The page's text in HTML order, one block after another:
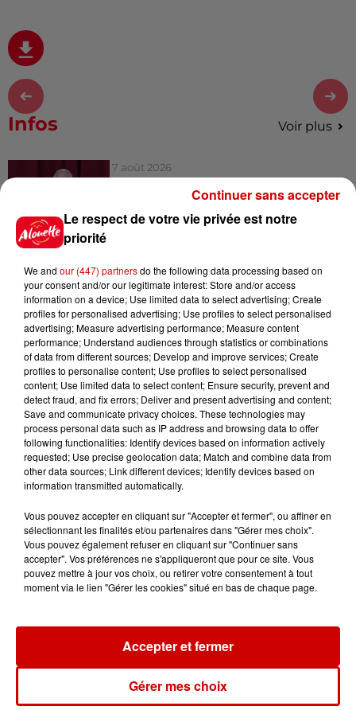
Infos Voir plus
7 août 2026
est son programme ?
7 août 2026
Limoges : un bébé d'un mois
blessé dans un incendie, un
appartement...
7 août 2026
Éclipse solaire : découvrez les
meilleurs spots d'observation
du...
7 août 2026
condamné, repreneurs pour
Duralex et la...
Jeux Voir plus
Le Duel - Gagnez vos entrées
pour l'un des zoos de nos
régions !
Le respect de votre vie privée est notre
priorité
We and our (447) partnersdo the following data processing based on
your consent and/or our legitimate interest: Store and/or access
information on a device; Use limited data to select advertising; Create
profiles for personalised advertising; Use profiles to select personalised
advertising; Measure advertising performance; Measure content
performance; Understand audiences through statistics or combinations
of data from different sources; Develop and improve services; Create
profiles to personalise content; Use profiles to select personalised
content; Use limited data to select content; Ensure security, prevent and
detect fraud, and fix errors; Deliver and present advertising and content;
Save and communicate privacy choices. These technologies may
process personal data such as IP address and browsing data to offer
following functionalities: Identify devices based on information actively
requested; Use precise geolocation data; Match and combine data from
other data sources; Link different devices; Identify devices based on
information transmitted automatically.
Vous pouvez accepter en cliquant sur "Accepter et fermer", ou affiner en
sélectionnant les finalités et/ou partenaires dans "Gérer mes choix".
Vous pouvez également refuser en cliquant sur "Continuer sans
accepter". Vos préférences ne s'appliqueront que pour ce site. Vous
pouvez mettre à jour vos choix, ou retirer votre consentement à tout
moment via le lien "Gérer les cookies" situé en bas de chaque page.
Gérer mes choix
Accepter et fermer
Continuer sans accepter